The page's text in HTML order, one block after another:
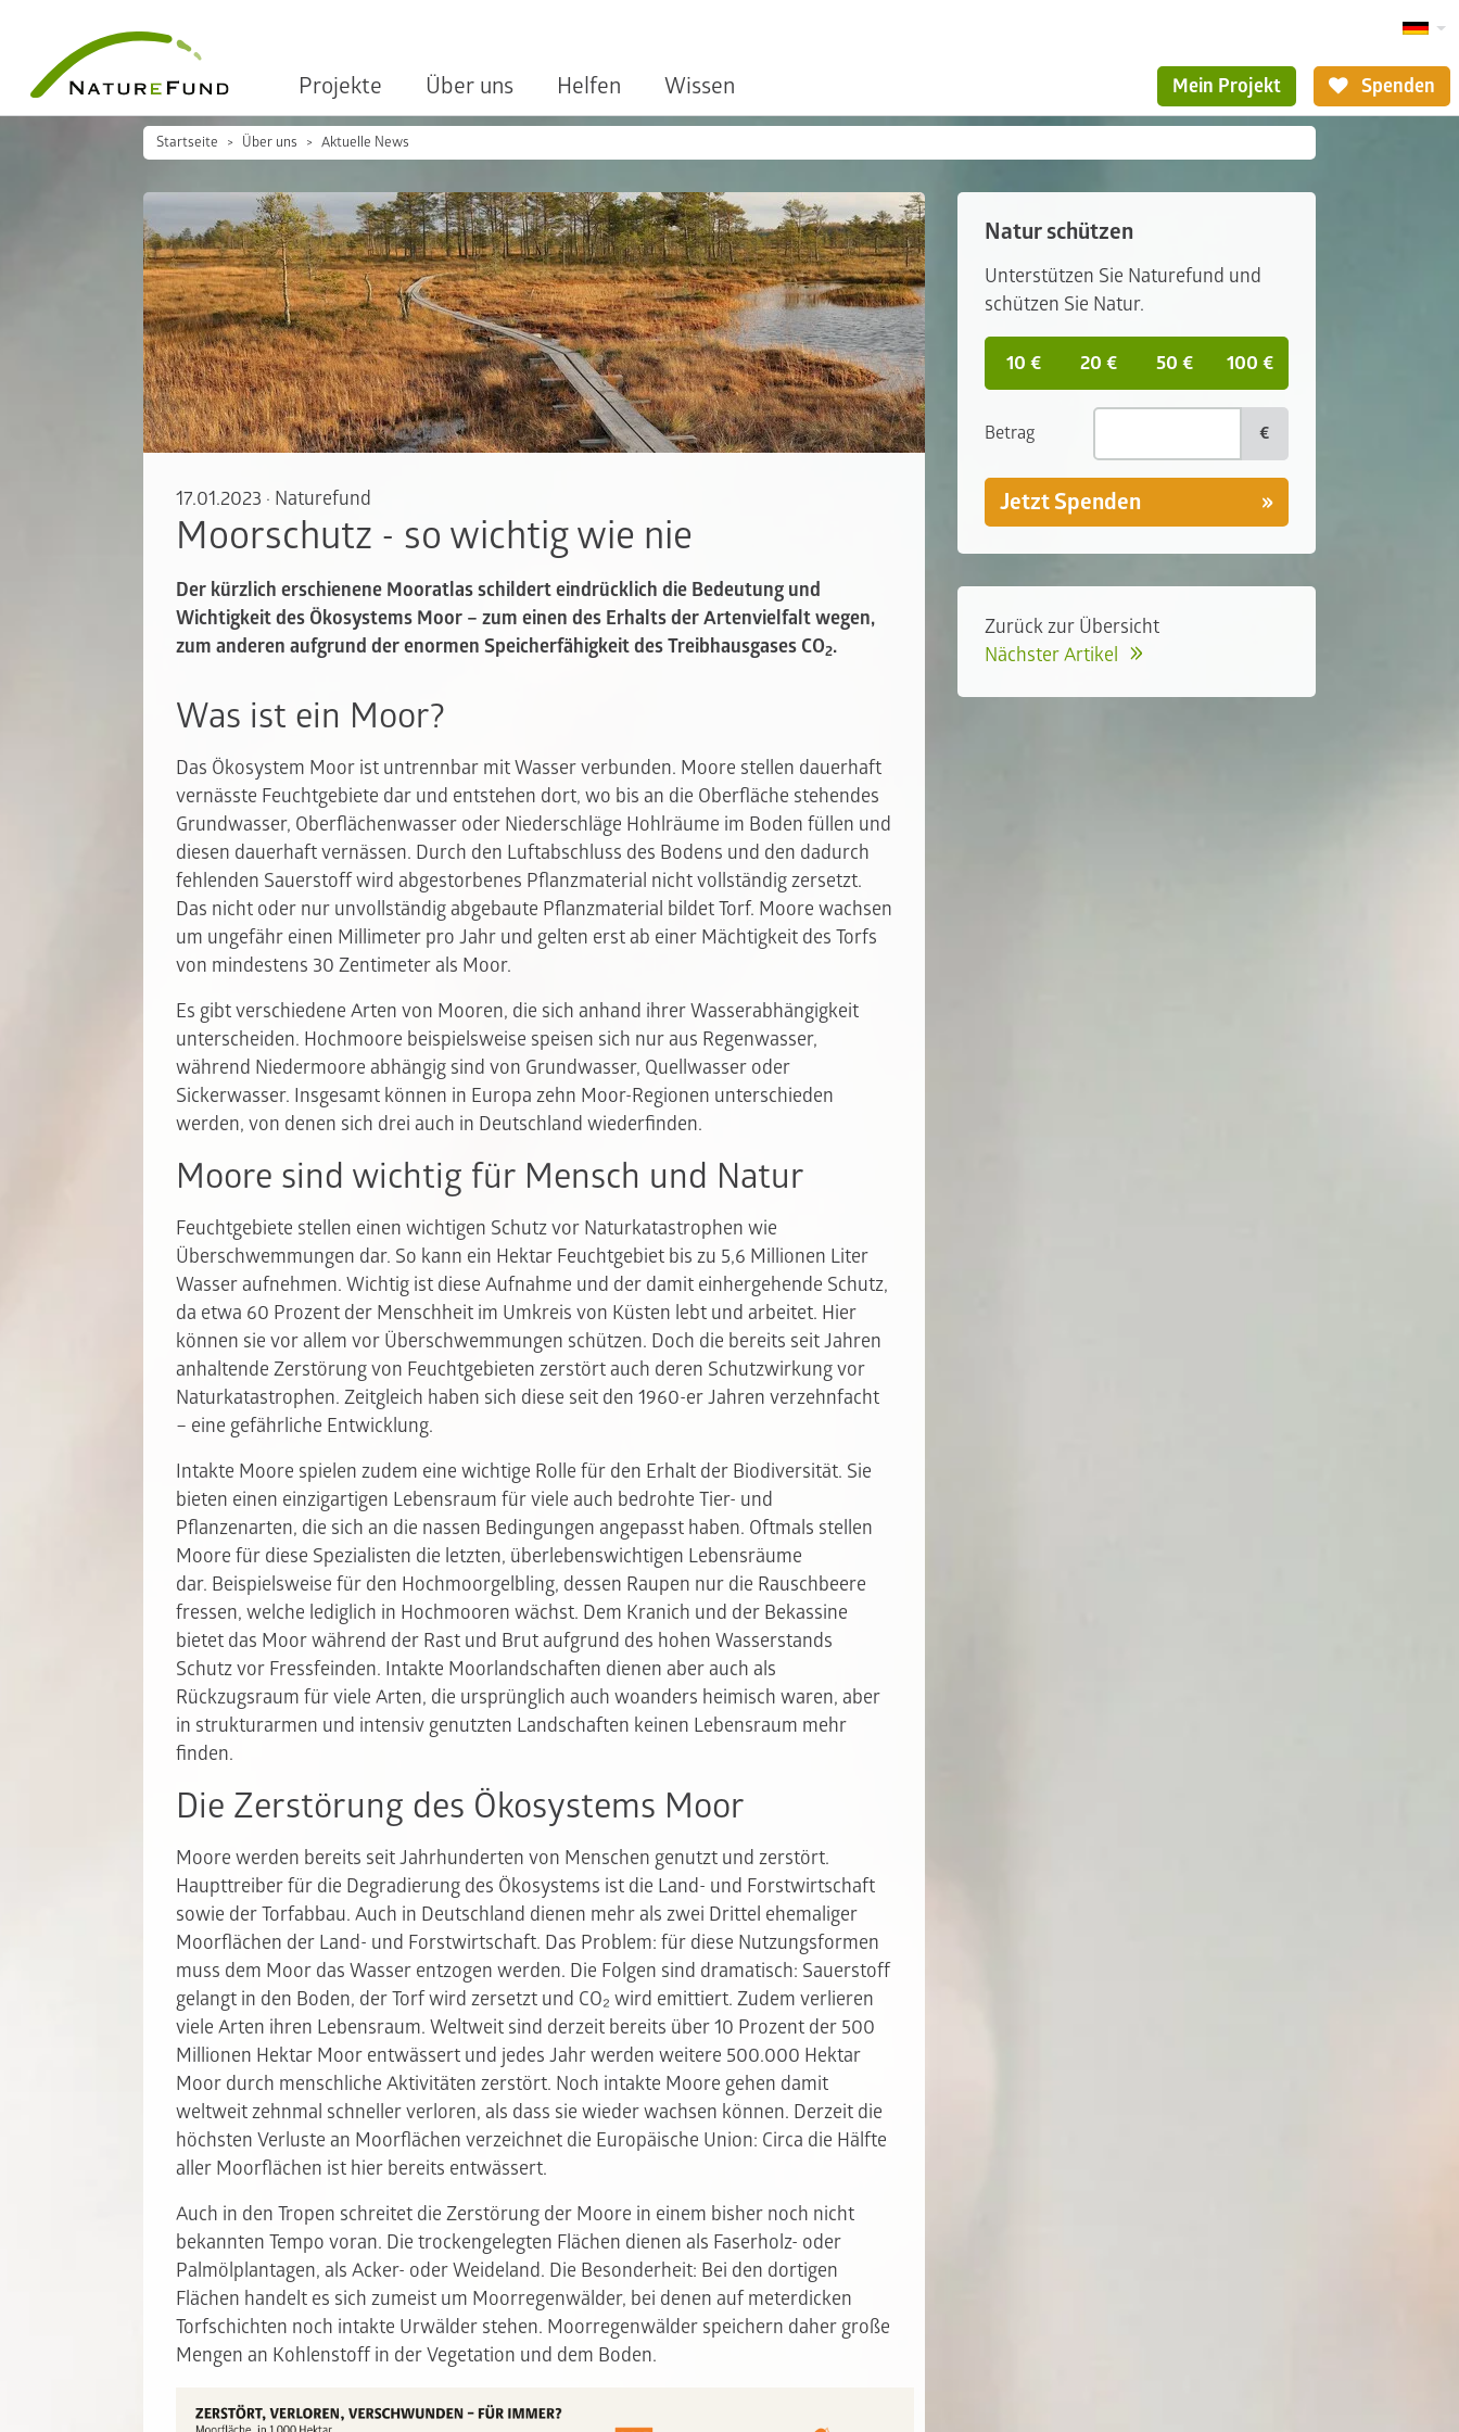
Projekte Über uns Helfen Wissen Mein Projekt Spenden
Startseite Über uns Aktuelle News
17.01.2023 · Naturefund
Moorschutz - so wichtig wie nie
Der kürzlich erschienene Mooratlas schildert eindrücklich die Bedeutung und
Wichtigkeit des Ökosystems Moor – zum einen des Erhalts der Artenvielfalt wegen,
zum anderen aufgrund der enormen Speicherfähigkeit des Treibhausgases CO2.
Was ist ein Moor?
Das Ökosystem Moor ist untrennbar mit Wasser verbunden. Moore stellen dauerhaft
vernässte Feuchtgebiete dar und entstehen dort, wo bis an die Oberfläche stehendes
Grundwasser, Oberflächenwasser oder Niederschläge Hohlräume im Boden füllen und
diesen dauerhaft vernässen. Durch den Luftabschluss des Bodens und den dadurch
fehlenden Sauerstoff wird abgestorbenes Pflanzmaterial nicht vollständig zersetzt.
Das nicht oder nur unvollständig abgebaute Pflanzmaterial bildet Torf. Moore wachsen
um ungefähr einen Millimeter pro Jahr und gelten erst ab einer Mächtigkeit des Torfs
von mindestens 30 Zentimeter als Moor.
Es gibt verschiedene Arten von Mooren, die sich anhand ihrer Wasserabhängigkeit
unterscheiden. Hochmoore beispielsweise speisen sich nur aus Regenwasser,
während Niedermoore abhängig sind von Grundwasser, Quellwasser oder
Sickerwasser. Insgesamt können in Europa zehn Moor-Regionen unterschieden
werden, von denen sich drei auch in Deutschland wiederfinden.
Moore sind wichtig für Mensch und Natur
Feuchtgebiete stellen einen wichtigen Schutz vor Naturkatastrophen wie
Überschwemmungen dar. So kann ein Hektar Feuchtgebiet bis zu 5,6 Millionen Liter
Wasser aufnehmen. Wichtig ist diese Aufnahme und der damit einhergehende Schutz,
da etwa 60 Prozent der Menschheit im Umkreis von Küsten lebt und arbeitet. Hier
können sie vor allem vor Überschwemmungen schützen. Doch die bereits seit Jahren
anhaltende Zerstörung von Feuchtgebieten zerstört auch deren Schutzwirkung vor
Naturkatastrophen. Zeitgleich haben sich diese seit den 1960-er Jahren verzehnfacht
– eine gefährliche Entwicklung.
Intakte Moore spielen zudem eine wichtige Rolle für den Erhalt der Biodiversität. Sie
bieten einen einzigartigen Lebensraum für viele auch bedrohte Tier- und
Pflanzenarten, die sich an die nassen Bedingungen angepasst haben. Oftmals stellen
Moore für diese Spezialisten die letzten, überlebenswichtigen Lebensräume
dar. Beispielsweise für den Hochmoorgelbling, dessen Raupen nur die Rauschbeere
fressen, welche lediglich in Hochmooren wächst. Dem Kranich und der Bekassine
bietet das Moor während der Rast und Brut aufgrund des hohen Wasserstands
Schutz vor Fressfeinden. Intakte Moorlandschaften dienen aber auch als
Rückzugsraum für viele Arten, die ursprünglich auch woanders heimisch waren, aber
in strukturarmen und intensiv genutzten Landschaften keinen Lebensraum mehr
finden.
Die Zerstörung des Ökosystems Moor
Moore werden bereits seit Jahrhunderten von Menschen genutzt und zerstört.
Haupttreiber für die Degradierung des Ökosystems ist die Land- und Forstwirtschaft
sowie der Torfabbau. Auch in Deutschland dienen mehr als zwei Drittel ehemaliger
Moorflächen der Land- und Forstwirtschaft. Das Problem: für diese Nutzungsformen
muss dem Moor das Wasser entzogen werden. Die Folgen sind dramatisch: Sauerstoff
gelangt in den Boden, der Torf wird zersetzt und CO₂ wird emittiert. Zudem verlieren
viele Arten ihren Lebensraum. Weltweit sind derzeit bereits über 10 Prozent der 500
Millionen Hektar Moor entwässert und jedes Jahr werden weitere 500.000 Hektar
Moor durch menschliche Aktivitäten zerstört. Noch intakte Moore gehen damit
weltweit zehnmal schneller verloren, als dass sie wieder wachsen können. Derzeit die
höchsten Verluste an Moorflächen verzeichnet die Europäische Union: Circa die Hälfte
aller Moorflächen ist hier bereits entwässert.
Auch in den Tropen schreitet die Zerstörung der Moore in einem bisher noch nicht
bekannten Tempo voran. Die trockengelegten Flächen dienen als Faserholz- oder
Palmölplantagen, als Acker- oder Weideland. Die Besonderheit: Bei den dortigen
Flächen handelt es sich zumeist um Moorregenwälder, bei denen auf meterdicken
Torfschichten noch intakte Urwälder stehen. Moorregenwälder speichern daher große
Mengen an Kohlenstoff in der Vegetation und dem Boden.
Natur schützen
Unterstützen Sie Naturefund und
schützen Sie Natur.
10 € 20 € 50 € 100 €
Betrag €
Jetzt Spenden
Zurück zur Übersicht
Nächster Artikel